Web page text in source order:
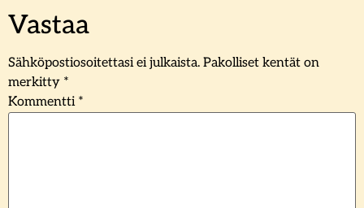
Vastaa
Sähköpostiosoitettasi ei julkaista. Pakolliset kentät on
merkitty *
Kommentti *